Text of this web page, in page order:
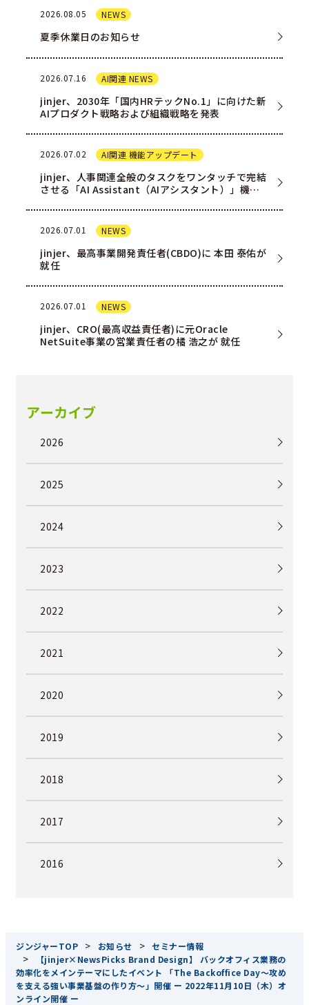
2026.08.05 NEWS
夏季休業日のお知らせ
2026.07.16 AI関連 NEWS
jinjer、2030年「国内HRテックNo.1」に向けた新
AIプロダクト戦略および組織戦略を発表
2026.07.02 AI関連 機能アップデート
jinjer、人事関連全般のタスクをワンタッチで完結
させる「AI Assistant（AIアシスタント）」機能
2026.07.01 NEWS
jinjer、最高事業開発責任者(CBDO)に 本田 泰佑が
就任
2026.07.01 NEWS
jinjer、CRO(最高収益責任者)に元Oracle
NetSuite事業の営業責任者の橘 浩之が 就任
アーカイブ
2026
2025
2024
2023
2022
2021
2020
2019
2018
2017
2016
ジンジャーTOP > お知らせ > セミナー情報
>
【jinjer×NewsPicks Brand Design】 バックオフィス業務の
効率化をメインテーマにしたイベント 「The Backoffice Day〜攻め
を支える強い事業基盤の作り方〜」開催 ー 2022年11月10日（木）オ
ンライン開催 ー